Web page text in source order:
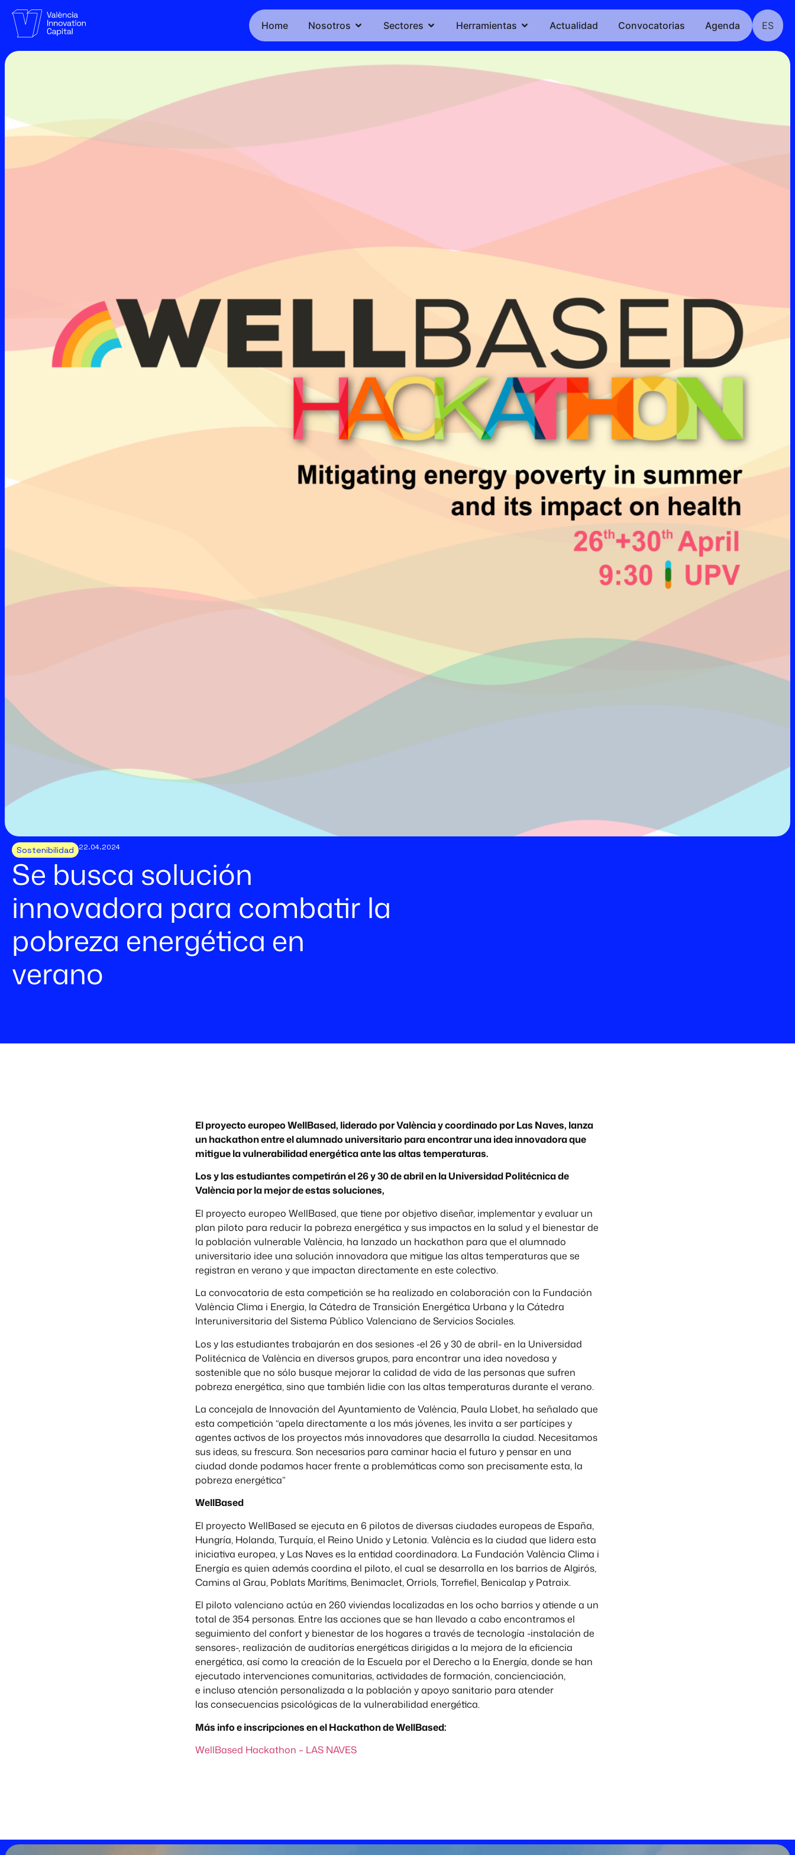
Home Nosotros Sectores Herramientas Actualidad Convocatorias Agenda ES
Sostenibilidad 22.04.2024
Se busca solución
innovadora para combatir la
pobreza energética en
verano
El proyecto europeo WellBased, liderado por València y coordinado por Las Naves, lanza
un hackathon entre el alumnado universitario para encontrar una idea innovadora que
mitigue la vulnerabilidad energética ante las altas temperaturas.
Los y las estudiantes competirán el 26 y 30 de abril en la Universidad Politécnica de
València por la mejor de estas soluciones,
El proyecto europeo WellBased, que tiene por objetivo diseñar, implementar y evaluar un
plan piloto para reducir la pobreza energética y sus impactos en la salud y el bienestar de
la población vulnerable València, ha lanzado un hackathon para que el alumnado
universitario idee una solución innovadora que mitigue las altas temperaturas que se
registran en verano y que impactan directamente en este colectivo.
La convocatoria de esta competición se ha realizado en colaboración con la Fundación
València Clima i Energia, la Cátedra de Transición Energética Urbana y la Cátedra
Interuniversitaria del Sistema Público Valenciano de Servicios Sociales.
Los y las estudiantes trabajarán en dos sesiones -el 26 y 30 de abril- en la Universidad
Politécnica de València en diversos grupos, para encontrar una idea novedosa y
sostenible que no sólo busque mejorar la calidad de vida de las personas que sufren
pobreza energética, sino que también lidie con las altas temperaturas durante el verano.
La concejala de Innovación del Ayuntamiento de València, Paula Llobet, ha señalado que
esta competición “apela directamente a los más jóvenes, les invita a ser partícipes y
agentes activos de los proyectos más innovadores que desarrolla la ciudad. Necesitamos
sus ideas, su frescura. Son necesarios para caminar hacia el futuro y pensar en una
ciudad donde podamos hacer frente a problemáticas como son precisamente esta, la
pobreza energética”
WellBased
El proyecto WellBased se ejecuta en 6 pilotos de diversas ciudades europeas de España,
Hungría, Holanda, Turquía, el Reino Unido y Letonia. València es la ciudad que lidera esta
iniciativa europea, y Las Naves es la entidad coordinadora. La Fundación València Clima i
Energía es quien además coordina el piloto, el cual se desarrolla en los barrios de Algirós,
Camins al Grau, Poblats Marítims, Benimaclet, Orriols, Torrefiel, Benicalap y Patraix.
El piloto valenciano actúa en 260 viviendas localizadas en los ocho barrios y atiende a un
total de 354 personas. Entre las acciones que se han llevado a cabo encontramos el
seguimiento del confort y bienestar de los hogares a través de tecnología -instalación de
sensores-, realización de auditorías energéticas dirigidas a la mejora de la eficiencia
energética, así como la creación de la Escuela por el Derecho a la Energía, donde se han
ejecutado intervenciones comunitarias, actividades de formación, concienciación,
e incluso atención personalizada a la población y apoyo sanitario para atender
las consecuencias psicológicas de la vulnerabilidad energética.
Más info e inscripciones en el Hackathon de WellBased:
WellBased Hackathon – LAS NAVES